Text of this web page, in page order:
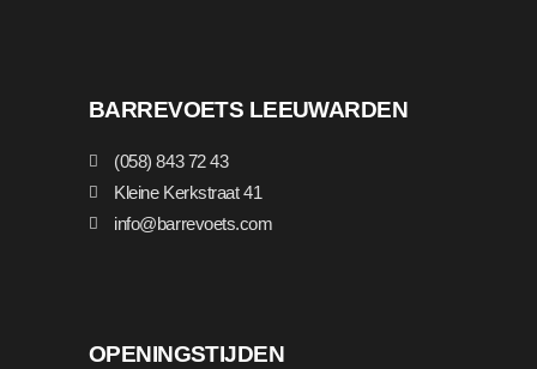
BARREVOETS LEEUWARDEN
(058) 843 72 43
Kleine Kerkstraat 41
info@barrevoets.com
OPENINGSTIJDEN